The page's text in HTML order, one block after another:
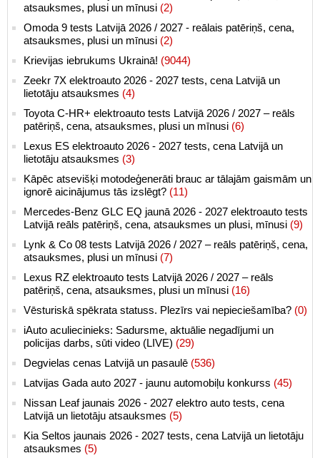
atsauksmes, plusi un mīnusi (2)
Omoda 9 tests Latvijā 2026 / 2027 - reālais patēriņš, cena,
atsauksmes, plusi un mīnusi (2)
Krievijas iebrukums Ukrainā! (9044)
Zeekr 7X elektroauto 2026 - 2027 tests, cena Latvijā un
lietotāju atsauksmes (4)
Toyota C-HR+ elektroauto tests Latvijā 2026 / 2027 – reāls
patēriņš, cena, atsauksmes, plusi un mīnusi (6)
Lexus ES elektroauto 2026 - 2027 tests, cena Latvijā un
lietotāju atsauksmes (3)
Kāpēc atsevišķi motodeģenerāti brauc ar tālajām gaismām un
ignorē aicinājumus tās izslēgt? (11)
Mercedes-Benz GLC EQ jaunā 2026 - 2027 elektroauto tests
Latvijā reāls patēriņš, cena, atsauksmes un plusi, mīnusi (9)
Lynk & Co 08 tests Latvijā 2026 / 2027 – reāls patēriņš, cena,
atsauksmes, plusi un mīnusi (7)
Lexus RZ elektroauto tests Latvijā 2026 / 2027 – reāls
patēriņš, cena, atsauksmes, plusi un mīnusi (16)
Vēsturiskā spēkrata statuss. Plezīrs vai nepieciešamība? (0)
iAuto aculiecinieks: Sadursme, aktuālie negadījumi un
policijas darbs, sūti video (LIVE) (29)
Degvielas cenas Latvijā un pasaulē (536)
Latvijas Gada auto 2027 - jaunu automobiļu konkurss (45)
Nissan Leaf jaunais 2026 - 2027 elektro auto tests, cena
Latvijā un lietotāju atsauksmes (5)
Kia Seltos jaunais 2026 - 2027 tests, cena Latvijā un lietotāju
atsauksmes (5)